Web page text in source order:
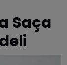
Saça